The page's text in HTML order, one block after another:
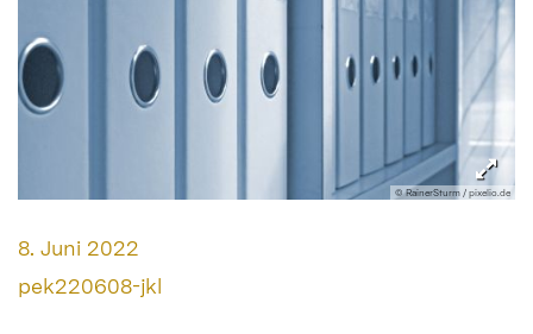
© RainerSturm / pixelio.de
Datum:
8. Juni 2022
Von:
pek220608-jkl